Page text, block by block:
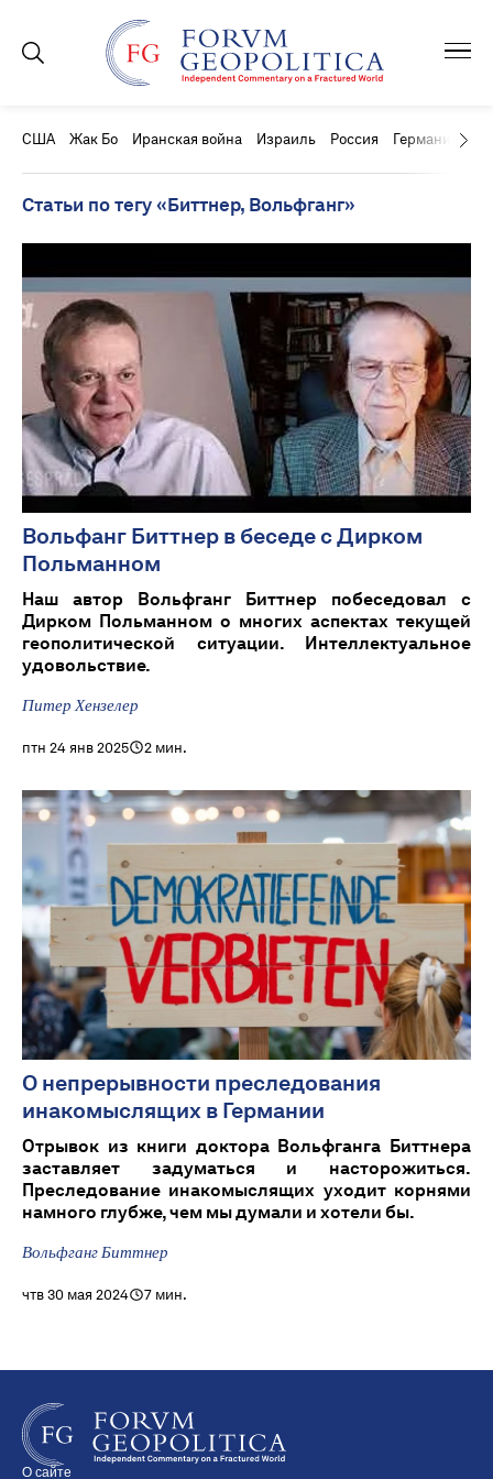
США Жак Бо Иранская война Израиль Россия Германия
Статьи по тегу «Биттнер, Вольфганг»
Вольфанг Биттнер в беседе с Дирком
Польманном
Наш автор Вольфганг Биттнер побеседовал с
Дирком Польманном о многих аспектах текущей
геополитической ситуации. Интеллектуальное
удовольствие.
Питер Хензелер
птн 24 янв 2025 2 мин.
О непрерывности преследования
инакомыслящих в Германии
Отрывок из книги доктора Вольфганга Биттнера
заставляет задуматься и насторожиться.
Преследование инакомыслящих уходит корнями
намного глубже, чем мы думали и хотели бы.
Вольфганг Биттнер
чтв 30 мая 2024 7 мин.
О сайте